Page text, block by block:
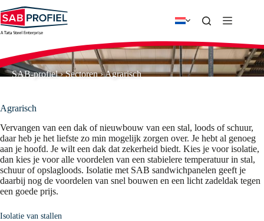
naar
de
inhoud
SAB-profiel›Sectoren›Agrarisch
Agrarisch
Vervangen van een dak of nieuwbouw van een stal, loods of schuur,
daar heb je het liefste zo min mogelijk zorgen over. Je hebt al genoeg
aan je hoofd. Je wilt een dak dat zekerheid biedt. Kies je voor isolatie,
dan kies je voor alle voordelen van een stabielere temperatuur in stal,
schuur of opslagloods. Isolatie met SAB sandwichpanelen geeft je
daarbij nog de voordelen van snel bouwen en een licht zadeldak tegen
een goede prijs.
Isolatie van stallen